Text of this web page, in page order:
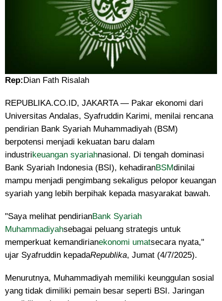
Rep:Dian Fath Risalah
REPUBLIKA.CO.ID, JAKARTA — Pakar ekonomi dari
Universitas Andalas, Syafruddin Karimi, menilai rencana
pendirian Bank Syariah Muhammadiyah (BSM)
berpotensi menjadi kekuatan baru dalam
industrikeuangan syariahnasional. Di tengah dominasi
Bank Syariah Indonesia (BSI), kehadiranBSMdinilai
mampu menjadi pengimbang sekaligus pelopor keuangan
syariah yang lebih berpihak kepada masyarakat bawah.
"Saya melihat pendirianBank Syariah
Muhammadiyahsebagai peluang strategis untuk
memperkuat kemandirianekonomi umatsecara nyata,"
ujar Syafruddin kepadaRepublika, Jumat (4/7/2025).
Menurutnya, Muhammadiyah memiliki keunggulan sosial
yang tidak dimiliki pemain besar seperti BSI. Jaringan